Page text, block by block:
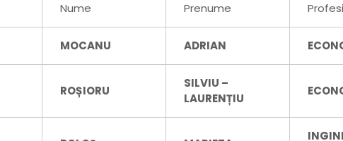
Nume Prenume
MOCANU ADRIAN
ROȘIORU
SILVIU –
LAURENȚIU